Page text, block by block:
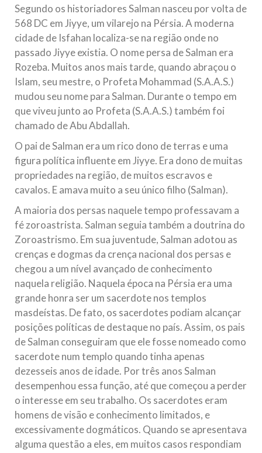
10 DE NOVEMBRO DE 2013
Falecimento do Imam Ali Ibn Al-Hussein
(A.S.)
Em nome de Deus, o Clemente, o Misericordioso! Diante da
data em que relembramos o martírio do quarto Imam dos
muçulmanos, o Imam Ali Ibn Al-Hussein Ibn Ali Ibn Abi Táleb
(A.S.), conhecido por “Zein Al-Ábidin” (Formosura
NOTÍCIAS
3 DE JULHO DE 2014
Centro Islâmico no Brasil recebe o ex-
ministro das Relações Exteriores da
República Islâmica do Irã
Na noite da quinta-feira, 03 de Abril, o Centro Islâmico no
Brasil recebeu em sua sede, em São Paulo, o ex-ministro das
Kharrazi, que encontra-se visitando
Segundo os historiadores Salman nasceu por volta de
568 DC em Jiyye, um vilarejo na Pérsia. A moderna
cidade de Isfahan localiza-se na região onde no
passado Jiyye existia. O nome persa de Salman era
Rozeba. Muitos anos mais tarde, quando abraçou o
Islam, seu mestre, o Profeta Mohammad (S.A.A.S.)
mudou seu nome para Salman. Durante o tempo em
que viveu junto ao Profeta (S.A.A.S.) também foi
chamado de Abu Abdallah.
O pai de Salman era um rico dono de terras e uma
figura política influente em Jiyye. Era dono de muitas
propriedades na região, de muitos escravos e
cavalos. E amava muito a seu único filho (Salman).
A maioria dos persas naquele tempo professavam a
fé zoroastrista. Salman seguia também a doutrina do
Zoroastrismo. Em sua juventude, Salman adotou as
crenças e dogmas da crença nacional dos persas e
chegou a um nível avançado de conhecimento
naquela religião. Naquela época na Pérsia era uma
grande honra ser um sacerdote nos templos
masdeístas. De fato, os sacerdotes podiam alcançar
posições políticas de destaque no país. Assim, os pais
de Salman conseguiram que ele fosse nomeado como
sacerdote num templo quando tinha apenas
dezesseis anos de idade. Por três anos Salman
desempenhou essa função, até que começou a perder
o interesse em seu trabalho. Os sacerdotes eram
homens de visão e conhecimento limitados, e
excessivamente dogmáticos. Quando se apresentava
alguma questão a eles, em muitos casos respondiam